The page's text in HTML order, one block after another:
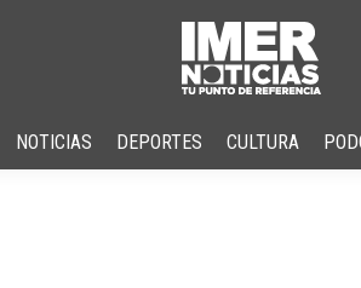
NOTICIAS DEPORTES CULTURA